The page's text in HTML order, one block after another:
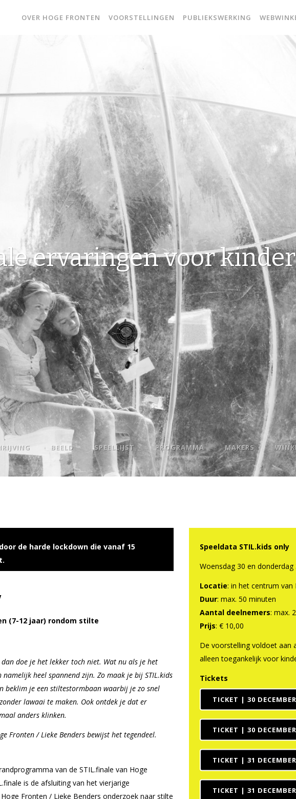
OVER HOGE FRONTEN VOORSTELLINGEN PUBLIEKSWERKING
ervaringen voor
BEELD SPEELLIJST PROGRAMMA MAKERS
de harde lockdown die vanaf 15
(7-12 jaar) rondom stilte
doe je het lekker toch niet. Wat nu als je het
heel spannend zijn. Zo maak je bij STIL.kids
beklim je een stiltestormbaan waarbij je zo snel
lawaai te maken. Ook ontdek je dat er
anders klinken.
Fronten / Lieke Benders bewijst het tegendeel.
van de STIL.finale van Hoge
is de afsluiting van het vierjarige
Hoge Fronten / Lieke Benders onderzoek naar stilte
Speeldata STIL.kids only
Woensdag 30 en
Locatie: in het centrum van
Duur: max. 50 minuten
Aantal deelnemers: max.
Prijs: € 10,00
De voorstelling voldoet aan
alleen toegankelijk voor
Tickets
TICKET | 30
TICKET | 30
TICKET | 31
TICKET | 31